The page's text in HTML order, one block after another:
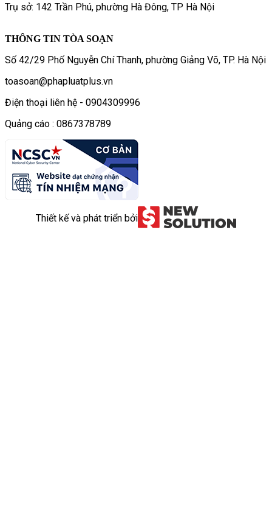
Trụ sở: 142 Trần Phú, phường Hà Đông, TP Hà Nội
THÔNG TIN TÒA SOẠN
Số 42/29 Phố Nguyễn Chí Thanh, phường Giảng Võ, TP. Hà Nội
toasoan@phapluatplus.vn
Điện thoại liên hệ - 0904309996
Quảng cáo : 0867378789
Thiết kế và phát triển bởi